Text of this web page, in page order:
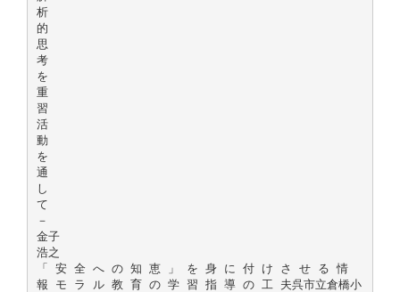
析
的
思
考
を
重
習
活
動
を
通
し
て
－
金子
浩之
「 安 全 へ の 知 恵 」 を 身 に 付 け さ せ る 情
報 モ ラ ル 教 育 の 学 習 指 導 の 工 夫呉市立倉橋小